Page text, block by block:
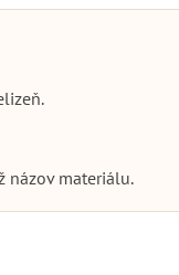
názov materiálu.